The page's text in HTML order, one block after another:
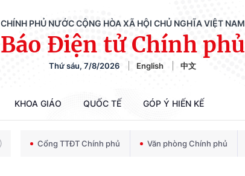
CHÍNH PHỦ NƯỚC CỘNG HÒA XÃ HỘI CHỦ NGHĨA VIỆT NAM
Báo Điện tử Chính phủ
Thứ sáu, 7/8/2026 English 中文
KHOA GIÁO QUỐC TẾ GÓP Ý HIẾN KẾ
Cổng TTĐT Chính phủ Văn phòng Chính phủ